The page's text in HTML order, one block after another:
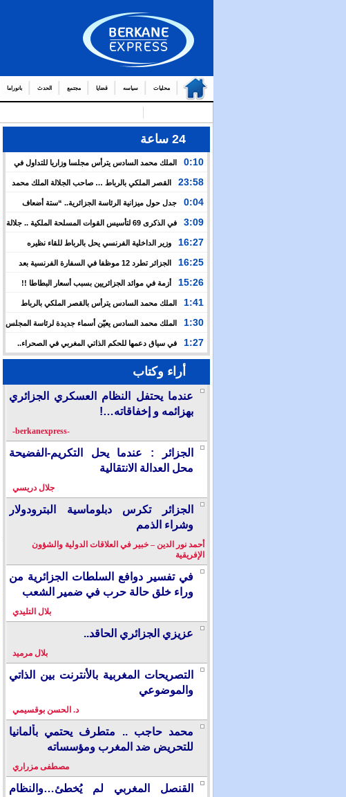
محليات سياسه قضايا مجتمع الحدث بانوراما
24 ساعة
0:10
الملك محمد السادس يترأس مجلسا وزاريا للتداول في
23:58
القصر الملكي بالرباط … صاحب الجلالة الملك محمد
السادس يترأس مجلسا وزاريا
0:04
جدل حول ميزانية الرئاسة الجزائرية.. “ستة أضعاف
نظيرتها الفرنسية”؟!
3:09
في الذكرى 69 لتأسيس القوات المسلحة الملكية .. جلالة
الملك يدعو لمواصلة التعبئة من أجل تعزيز قوة الجيش وينوه بورش
16:27
وزير الداخلية الفرنسي يحل بالرباط للقاء نظيره
المغربي.. ولفتيت يقترح مراجعة مجموعة من الاتفاقيات بين
16:25
الجزائر تطرد 12 موظفا في السفارة الفرنسية بعد
اعتقال مسؤولها القنصلي وباريس تهدد إما التراجع أو الرد بقوة
15:26 أزمة في موائد الجزائريين بسبب أسعار البطاطا !!
1:41
الملك محمد السادس يترأس بالقصر الملكي بالرباط
حفلا دينيا إحياء لليلة القدر
1:30
الملك محمد السادس يعيّن أسماء جديدة لرئاسة المجلس
الأعلى للتكوين والبحث العلمي والمندوبية الوزارية لحقوق الإنسان
1:27
في سياق دعمها للحكم الذاتي المغربي في الصحراء..
إسبانيا تشرع في إدراج “المسيرة الخضراء” ضمن مقرراتها
الدراسيةأراء وكتاب
عندما يحتفل النظام العسكري الجزائري
بهزائمه و إخفاقاته…!
-berkanexpress-
الجزائر : عندما يحل التكريم-الفضيحة
محل العدالة الانتقالية
جلال دريسي
الجزائر تكرس دبلوماسية البترودولار
وشراء الذمم
أحمد نور الدين – خبير في العلاقات الدولية والشؤون
الإفريقية
في تفسير دوافع السلطات الجزائرية من
وراء خلق حالة حرب في ضمير الشعب
بلال التليدي
عزيزي الجزائري الحاقد..
بلال مرميد
التصريحات المغربية بالأنترنت بين الذاتي
والموضوعي
د. الحسن بوقسيمي
محمد حاجب .. متطرف يحتمي بألمانيا
للتحريض ضد المغرب ومؤسساته
مصطفى مزراري
القنصل المغربي لم يُخطئ…والنظام